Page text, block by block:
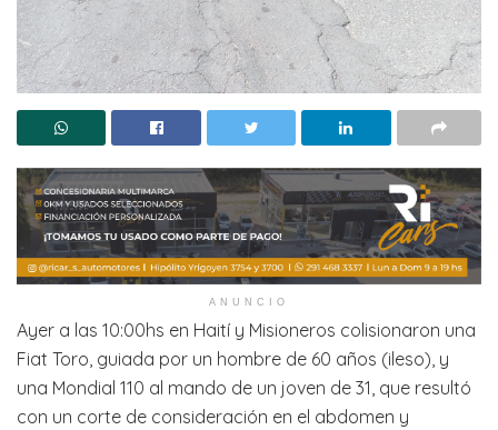
ANUNCIO
Ayer a las 10:00hs en Haití y Misioneros colisionaron una
Fiat Toro, guiada por un hombre de 60 años (ileso), y
una Mondial 110 al mando de un joven de 31, que resultó
con un corte de consideración en el abdomen y